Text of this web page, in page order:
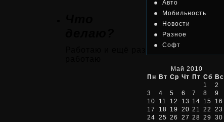
Авто
Мобильность
Новости
Разное
Софт
Май 2010
Пн Вт Ср Чт Пт Сб Вс
1
2
3
4 5 6 7 8
9
10
11 12 13 14 15
16
17
18 19 20 21 22
23
24 25 26 27 28 29
30